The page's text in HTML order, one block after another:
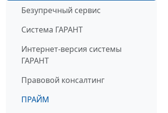
Безупречный сервис
Система ГАРАНТ
Интернет-версия системы
ГАРАНТ
Правовой консалтинг
ПРАЙМ